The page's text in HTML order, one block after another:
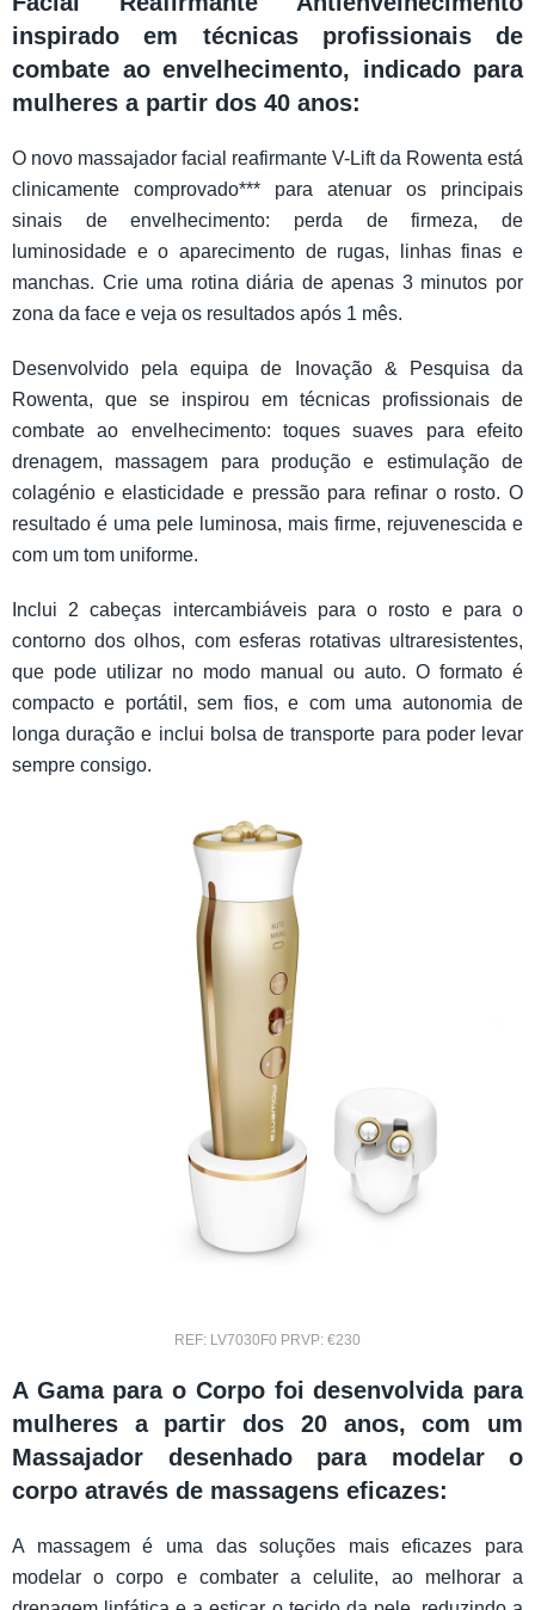
inspirado em técnicas profissionais de
combate ao envelhecimento, indicado para
mulheres a partir dos 40 anos:
O novo massajador facial reafirmante V-Lift da Rowenta está
clinicamente comprovado*** para atenuar os principais
sinais de envelhecimento: perda de firmeza, de
luminosidade e o aparecimento de rugas, linhas finas e
manchas. Crie uma rotina diária de apenas 3 minutos por
zona da face e veja os resultados após 1 mês.
Desenvolvido pela equipa de Inovação & Pesquisa da
Rowenta, que se inspirou em técnicas profissionais de
combate ao envelhecimento: toques suaves para efeito
drenagem, massagem para produção e estimulação de
colagénio e elasticidade e pressão para refinar o rosto. O
resultado é uma pele luminosa, mais firme, rejuvenescida e
com um tom uniforme.
Inclui 2 cabeças intercambiáveis para o rosto e para o
contorno dos olhos, com esferas rotativas ultraresistentes,
que pode utilizar no modo manual ou auto. O formato é
compacto e portátil, sem fios, e com uma autonomia de
longa duração e inclui bolsa de transporte para poder levar
sempre consigo.
REF: LV7030F0 PRVP: €230
A Gama para o Corpo foi desenvolvida para
mulheres a partir dos 20 anos, com um
Massajador desenhado para modelar o
corpo através de massagens eficazes:
A massagem é uma das soluções mais eficazes para
modelar o corpo e combater a celulite, ao melhorar a